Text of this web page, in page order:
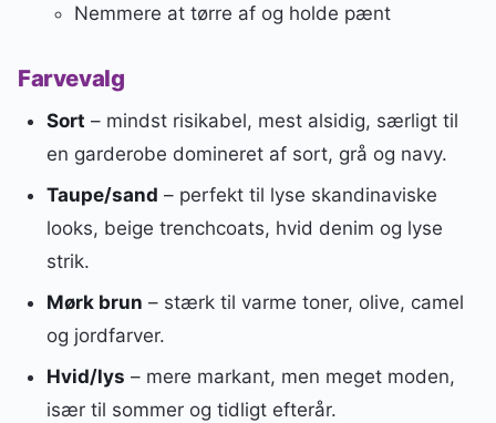
Nemmere at tørre af og holde pænt
Farvevalg
Sort – mindst risikabel, mest alsidig, særligt til
en garderobe domineret af sort, grå og navy.
Taupe/sand – perfekt til lyse skandinaviske
looks, beige trenchcoats, hvid denim og lyse
strik.
Mørk brun – stærk til varme toner, olive, camel
og jordfarver.
Hvid/lys – mere markant, men meget moden,
især til sommer og tidligt efterår.